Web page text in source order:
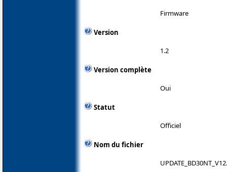
Firmware
Version
1.2
Version complète
Oui
Statut
Officiel
Nom du fichier